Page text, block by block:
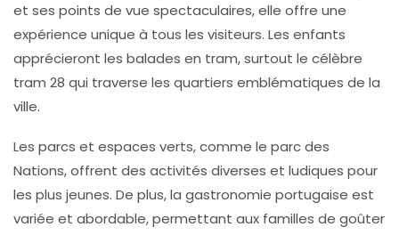
et ses points de vue spectaculaires, elle offre une
expérience unique à tous les visiteurs. Les enfants
apprécieront les balades en tram, surtout le célèbre
tram 28 qui traverse les quartiers emblématiques de la
ville.
Les parcs et espaces verts, comme le parc des
Nations, offrent des activités diverses et ludiques pour
les plus jeunes. De plus, la gastronomie portugaise est
variée et abordable, permettant aux familles de goûter